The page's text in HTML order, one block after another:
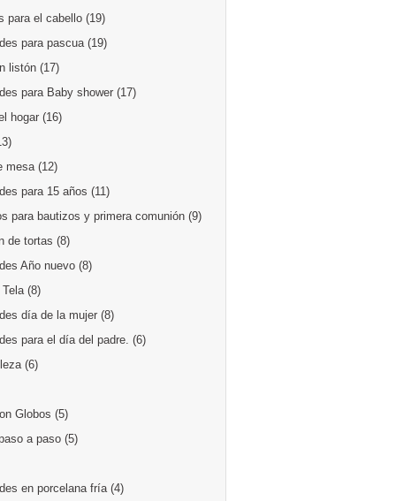
para el cabello (19)
para pascua (19)
listón (17)
para Baby shower (17)
hogar (16)
mesa (12)
para 15 años (11)
para bautizos y primera comunión (9)
de tortas (8)
Año nuevo (8)
(8)
día de la mujer (8)
para el día del padre. (6)
(6)
Globos (5)
a paso (5)
en porcelana fría (4)